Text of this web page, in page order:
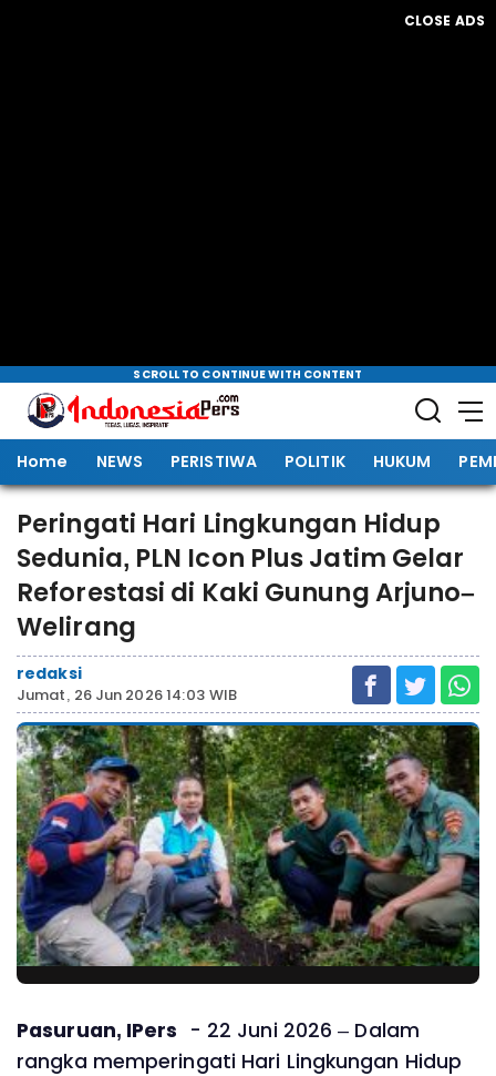
CLOSE ADS
SCROLL TO CONTINUE WITH CONTENT
Home NEWS PERISTIWA POLITIK HUKUM
Peringati Hari Lingkungan Hidup
Sedunia, PLN Icon Plus Jatim Gelar
Reforestasi di Kaki Gunung Arjuno–
Welirang
redaksi
Jumat, 26 Jun 2026 14:03 WIB
Pasuruan, IPers - 22 Juni 2026 – Dalam
rangka memperingati Hari Lingkungan Hidup